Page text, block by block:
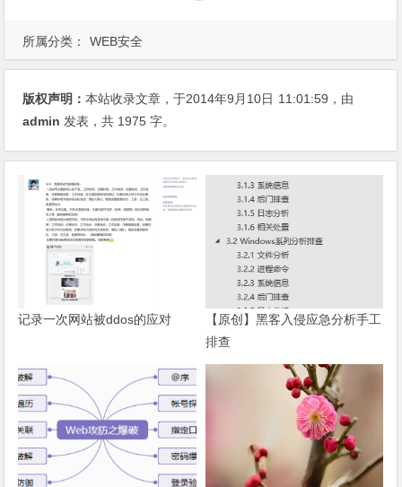
所属分类： WEB安全
版权声明：本站收录文章，于2014年9月10日 11:01:59 ，由
admin 发表，共 1975 字。
记录一次网站被ddos的应对
【原创】黑客入侵应急分析手工
排查